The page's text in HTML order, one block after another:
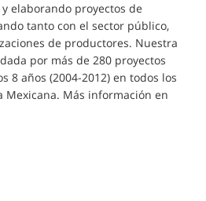
elaborando proyectos de
tanto con el sector público,
de productores. Nuestra
por más de 280 proyectos
8 años (2004-2012) en todos los
Mexicana. Más información en